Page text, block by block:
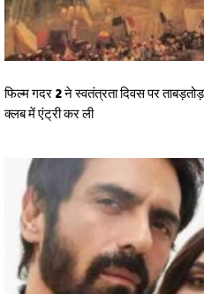
फिल्म गदर 2 ने स्वतंत्रता दिवस पर
क्लब में एंट्री कर ली